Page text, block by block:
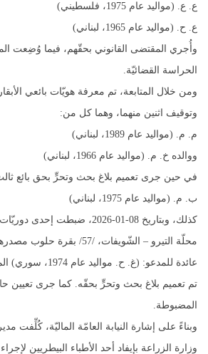
ع. ع. (مواليد عام 1975، فلسطيني)
ع. ح. (مواليد عام 1965، لبناني)
وأُجري المقتضى القانوني بحقّهم، فيما وُضِعت
الحراسة القضائيّة.
ومن خلال المتابعة، تم معرفة هويّات بائعي
وتوقيف اثنين منهما، وهما كل من:
م. م. (مواليد عام 1989، لبناني)
ووالده خ. م. (مواليد عام 1966، لبناني)
في حين جرى تعميم بلاغ بحث وتحرٍّ بحق بائع
ب. م. (مواليد عام 1975، لبناني)
كذلك، وبتاريخ 08-01-2026،
محلّة التيرو – الشّويفات، /57/
عائدة للمدعو: (غ. ح.
تم تعميم بلاغ بحث وتحرٍّ بحقّه. كما جرى تعيين
المضبوطة.
وبناءً على إشارة النيابة العامّة الماليّة، كُلِّفت
وزارة الزراعة بإيفاد أحد الأطباء البيطريين